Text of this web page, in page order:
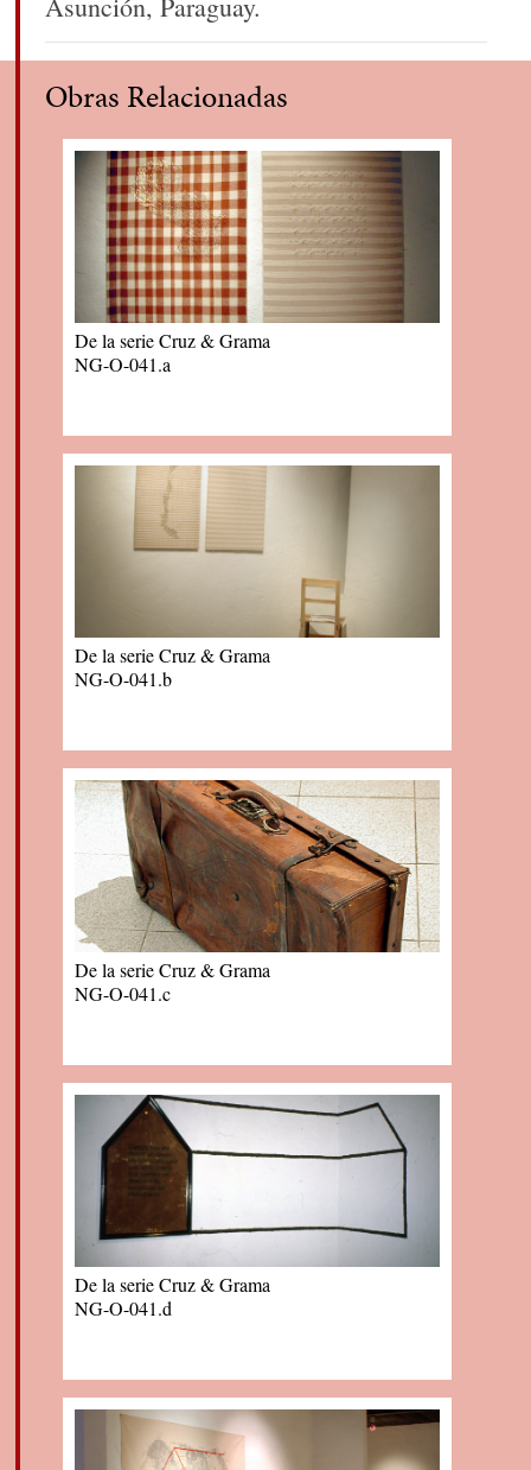
Obras Relacionadas
De la serie Cruz & Grama
NG-O-041.a
De la serie Cruz & Grama
NG-O-041.b
De la serie Cruz & Grama
NG-O-041.c
De la serie Cruz & Grama
NG-O-041.d